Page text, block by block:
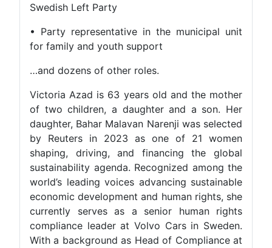
Swedish Left Party
• Party representative in the municipal unit
for family and youth support
…and dozens of other roles.
Victoria Azad is 63 years old and the mother
of two children, a daughter and a son. Her
daughter, Bahar Malavan Narenji was selected
by Reuters in 2023 as one of 21 women
shaping, driving, and financing the global
sustainability agenda. Recognized among the
world’s leading voices advancing sustainable
economic development and human rights, she
currently serves as a senior human rights
compliance leader at Volvo Cars in Sweden.
With a background as Head of Compliance at